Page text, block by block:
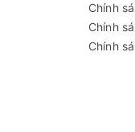
Chính
Chính
Chính